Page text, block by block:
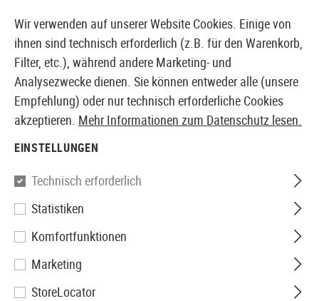
EUROPÄISCHER AIRSOFT SHOP & GROßHÄNDLER
GAS & CO2
16 Produkte
Wir verwenden auf unserer Website Cookies. Einige von
ihnen sind technisch erforderlich (z.B. für den Warenkorb,
Filter, etc.), während andere Marketing- und
Analysezwecke dienen. Sie können entweder alle (unsere
Empfehlung) oder nur technisch erforderliche Cookies
akzeptieren. Mehr Informationen zum Datenschutz lesen.
EINSTELLUNGEN
Technisch erforderlich
Statistiken
Komfortfunktionen
Marketing
StoreLocator